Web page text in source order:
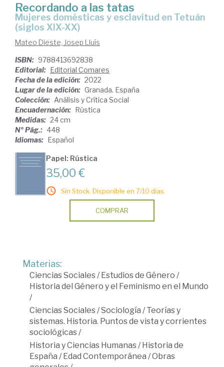
Recordando a las tatas
mujeres domésticas y esclavitud en Tetuán
(siglos XIX-XX)
Mateo Dieste, Josep Lluís
ISBN: 9788413692838
Editorial: Editorial Comares
Fecha de la edición: 2022
Lugar de la edición: Granada. España
Colección: Análisis y Crítica Social
Encuadernación: Rústica
Medidas: 24 cm
Nº Pág.: 448
Idiomas: Español
Papel: Rústica
35,00 €
Sin Stock. Disponible en 7/10 días.
COMPRAR
Materias:
Ciencias Sociales/Estudios de Género /
Historia del Género y el Feminismo en el Mundo
/
Ciencias Sociales/Sociología /Teorías y
sistemas. Historia. Puntos de vista y corrientes
sociológicas/
Historia y Ciencias Humanas/Historia de
España /Edad Contemporánea /Obras